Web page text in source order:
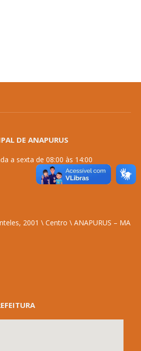
DE ANAPURUS
a sexta de 08:00 às 14:00
2001 \ Centro \ ANAPURUS – MA